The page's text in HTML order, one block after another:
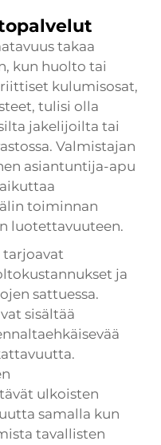
takaa
kun huolto tai
kulumisosat,
tulisi olla
jakelijoilta tai
Valmistajan
asiantuntija-apu
toiminnan
luotettavuuteen.
ja
sattuessa.
sisältää
ulkoisten
samalla kun
tavallisten